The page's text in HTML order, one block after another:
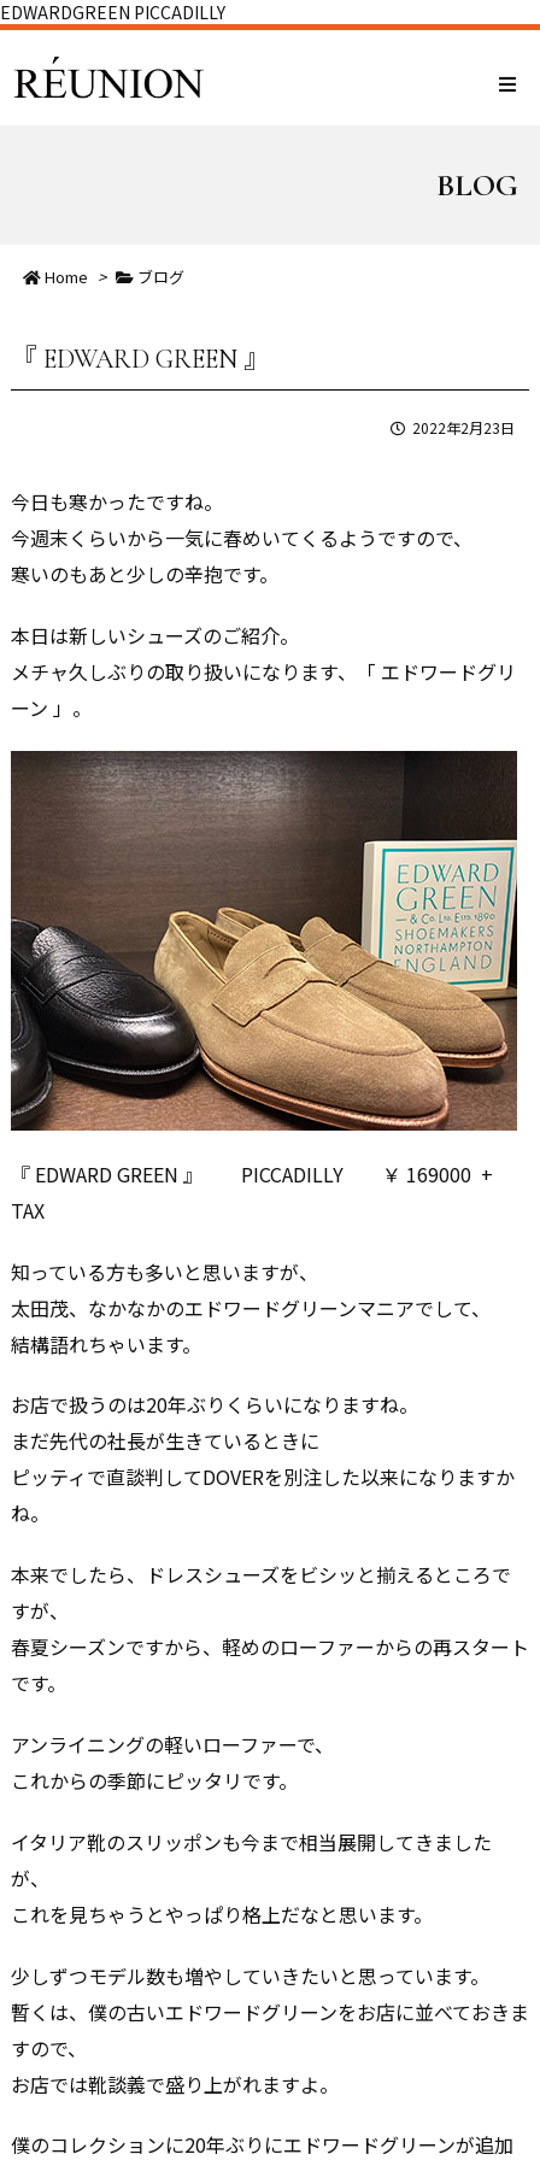
EDWARDGREEN PICCADILLY
BLOG
Home > ブログ
『 EDWARD GREEN 』
2022年2月23日
今日も寒かったですね。
今週末くらいから一気に春めいてくるようですので、
寒いのもあと少しの辛抱です。
本日は新しいシューズのご紹介。
メチャ久しぶりの取り扱いになります、「 エドワードグリ
ーン 」。
『 EDWARD GREEN 』 PICCADILLY ￥ 169000 +
TAX
知っている方も多いと思いますが、
太田茂、なかなかのエドワードグリーンマニアでして、
結構語れちゃいます。
お店で扱うのは20年ぶりくらいになりますね。
まだ先代の社長が生きているときに
ピッティで直談判してDOVERを別注した以来になりますか
ね。
本来でしたら、ドレスシューズをビシッと揃えるところで
すが、
春夏シーズンですから、軽めのローファーからの再スタート
です。
アンライニングの軽いローファーで、
これからの季節にピッタリです。
イタリア靴のスリッポンも今まで相当展開してきました
が、
これを見ちゃうとやっぱり格上だなと思います。
少しずつモデル数も増やしていきたいと思っています。
暫くは、僕の古いエドワードグリーンをお店に並べておきま
すので、
お店では靴談義で盛り上がれますよ。
僕のコレクションに20年ぶりにエドワードグリーンが追加